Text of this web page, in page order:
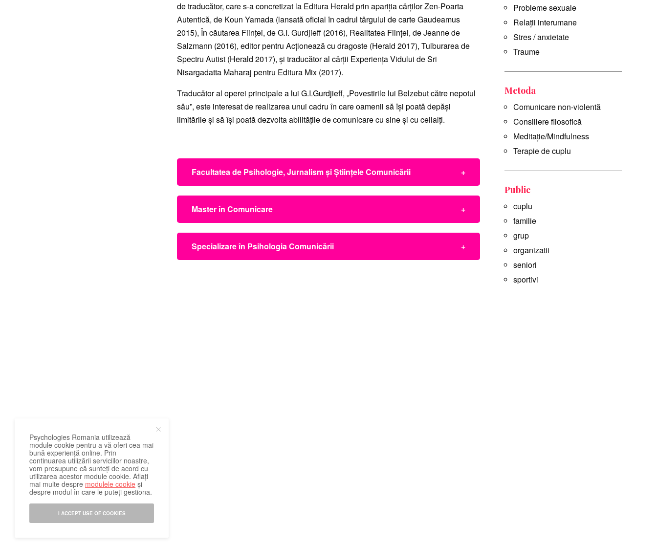
de traducător, care s-a concretizat la Editura Herald prin apariția cărților Zen-Poarta
Autentică, de Koun Yamada (lansată oficial în cadrul târgului de carte Gaudeamus
2015), În căutarea Ființei, de G.I. Gurdjieff (2016), Realitatea Ființei, de Jeanne de
Salzmann (2016), editor pentru Acționează cu dragoste (Herald 2017), Tulburarea de
Spectru Autist (Herald 2017), și traducător al cărții Experiența Vidului de Sri
Nisargadatta Maharaj pentru Editura Mix (2017).
Traducător al operei principale a lui G.I.Gurdjieff, „Povestirile lui Belzebut către nepotul
său”, este interesat de realizarea unui cadru în care oamenii să își poată depăși
limitările și să își poată dezvolta abilitățile de comunicare cu sine și cu ceilalți.
Facultatea de Psihologie, Jurnalism și Științele Comunicării
Master în Comunicare
Specializare în Psihologia Comunicării
Probleme sexuale
Relații interumane
Stres / anxietate
Traume
Metoda
Comunicare non-violentă
Consiliere filosofică
Meditație/Mindfulness
Terapie de cuplu
Public
cuplu
familie
grup
organizatii
seniori
sportivi
Psychologies Romania utilizează
module cookie pentru a vă oferi cea mai
bună experiență online. Prin
continuarea utilizării serviciilor noastre,
vom presupune că sunteți de acord cu
utilizarea acestor module cookie. Aflați
mai multe despre modulele cookie și
despre modul în care le puteți gestiona.
I ACCEPT USE OF COOKIES